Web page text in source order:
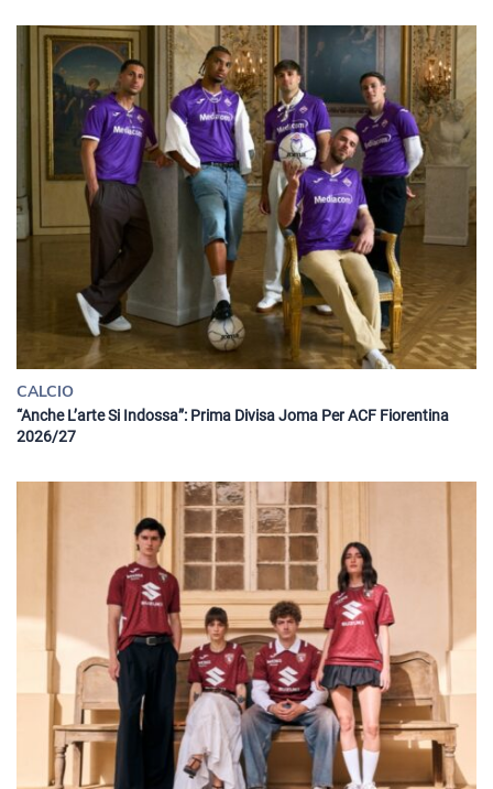
CALCIO
“Anche L’arte Si Indossa”: Prima Divisa Joma Per ACF Fiorentina
2026/27